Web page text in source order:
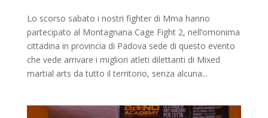
Lo scorso sabato i nostri fighter di Mma hanno
partecipato al Montagnana Cage Fight 2, nell’omonima
cittadina in provincia di Padova sede di questo evento
che vede arrivare i migliori atleti dilettanti di Mixed
martial arts da tutto il territorio, senza alcuna...